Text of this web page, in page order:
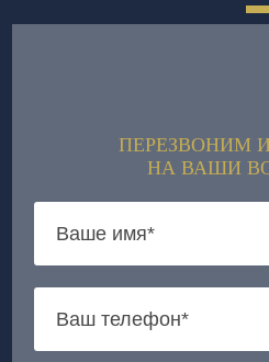
ПЕРЕЗВОНИМ
НА ВАШИ